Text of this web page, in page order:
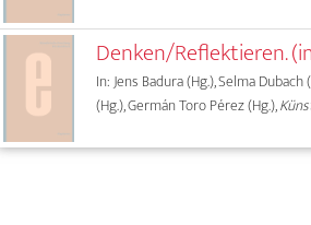
Denken/Reflektieren.
In: Jens Badura (Hg.), Selma
(Hg.), Germán Toro Pérez (Hg.),